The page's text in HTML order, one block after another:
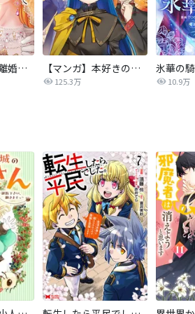
旦那様、稼いで離婚させていただきます！ 【マンガ】本好きの下剋上 第四部
125.3万 10.9万